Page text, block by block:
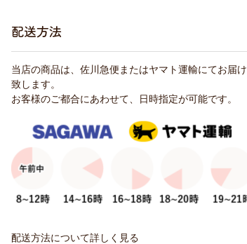
配送方法
当店の商品は、佐川急便またはヤマト運輸にてお届け
致します。
お客様のご都合にあわせて、日時指定が可能です。
配送方法について詳しく見る